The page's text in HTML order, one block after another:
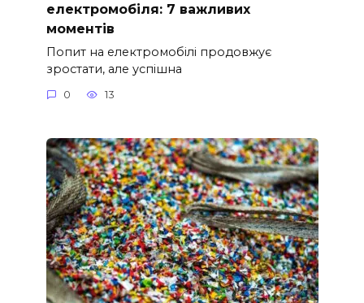
електромобіля: 7 важливих
моментів
Попит на електромобілі продовжує
зростати, але успішна
0 13